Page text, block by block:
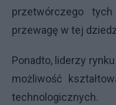
przetwórczego
przewagę w tej
Ponadto, liderzy
możliwość